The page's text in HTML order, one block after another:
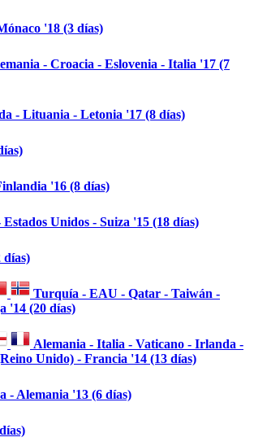
'18 (3 días)
- Croacia - Eslovenia - Italia '17 (7
- Lituania - Letonia '17 (8 días)
'16 (8 días)
Unidos - Suiza '15 (18 días)
días)
Turquía - EAU - Qatar - Taiwán -
'14 (20 días)
Alemania - Italia - Vaticano - Irlanda -
Unido) - Francia '14 (13 días)
- Alemania '13 (6 días)